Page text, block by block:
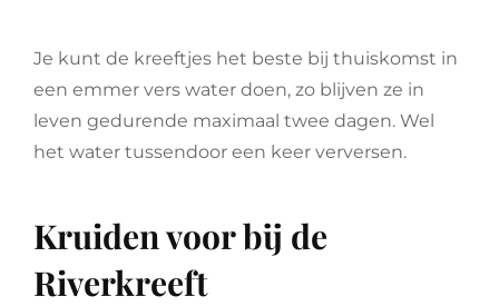
Je kunt de kreeftjes het beste bij thuiskomst in
een emmer vers water doen, zo blijven ze in
leven gedurende maximaal twee dagen. Wel
het water tussendoor een keer verversen.
Kruiden voor bij de
Riverkreeft